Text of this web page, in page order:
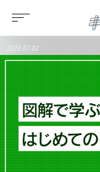
2020.07.02